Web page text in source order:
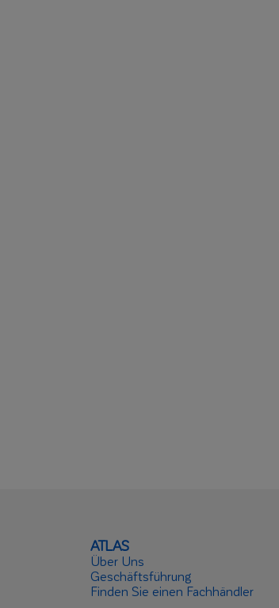
ATLAS
Über Uns
Geschäftsführung
Finden Sie einen Fachhändler